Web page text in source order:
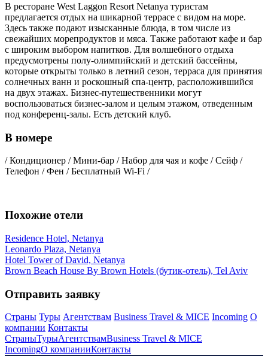
В ресторане West Laggon Resort Netanya туристам
предлагается отдых на шикарной террасе с видом на море.
Здесь также подают изысканные блюда, в том числе из
свежайших морепродуктов и мяса. Также работают кафе и бар
с широким выбором напитков. Для волшебного отдыха
предусмотрены полу-олимпийский и детский бассейны,
которые открыты только в летний сезон, терраса для принятия
солнечных ванн и роскошный спа-центр, расположившийся
на двух этажах. Бизнес-путешественники могут
воспользоваться бизнес-залом и целым этажом, отведенным
под конференц-залы. Есть детский клуб.
В номере
/ Кондиционер / Мини-бар / Набор для чая и кофе / Сейф /
Телефон / Фен / Бесплатный Wi-Fi /
Похожие отели
Residence Hotel, Netanya
Leonardo Plaza, Netanya
Hotel Tower of David, Netanya
Brown Beach House By Brown Hotels (бутик-отель), Tel Aviv
Отправить заявку
Страны Туры Агентствам Business Travel & MICE Incoming О
компании Контакты
СтраныТурыАгентствамBusiness Travel & MICE
IncomingО компанииКонтакты